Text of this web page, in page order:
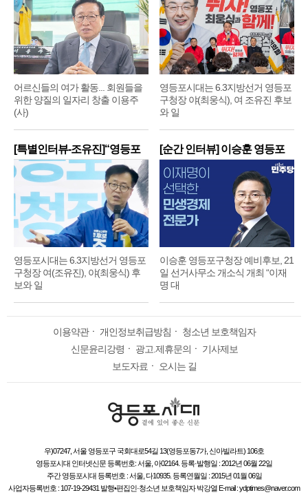
어르신들의 여가 활동... 회원들을
위한 양질의 일자리 창출 이용주
(사)
영등포시대는 6.3지방선거 영등포
구청장 야(최웅식), 여 조유진 후보
와 일
[특별인터뷰-조유진]“영등포
구
영등포시대는 6.3지방선거 영등포
구청장 여(조유진), 야(최웅식) 후
보와 일
[순간 인터뷰] 이승훈 영등포
구
이승훈 영등포구청장 예비후보, 21
일 선거사무소 개소식 개최 “이재
명 대
이용약관ㆍ 개인정보취급방침 ㆍ 청소년 보호책임자
신문윤리강령 ㆍ 광고.제휴문의 ㆍ 기사제보
보도자료ㆍ 오시는 길
우)07247, 서울 영등포구 국회대로54길 13(영등포동7가, 신아빌라트) 106호
영등포시대 인터넷신문 등록번호: 서울, 아02164. 등록·발행일 : 2012년 06월 22일
주간 영등포시대 등록번호 : 서울, 다10935. 등록연월일 : 2015년 01월 06일
사업자등록번호 : 107-19-29431 발행•편집인·청소년 보호책임자 박강열 E-mail : ydptimes@naver.com